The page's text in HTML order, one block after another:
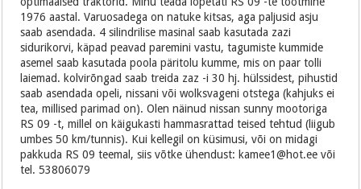
1976 aastal. Varuosadega on natuke kitsas, aga paljusid asju
saab asendada. 4 silindrilise masinal saab kasutada zazi
sidurikorvi, käpad peavad paremini vastu, tagumiste kummide
asemel saab kasutada poola päritolu kumme, mis on paar tolli
laiemad. kolvirõngad saab treida zaz -i 30 hj. hülssidest, pihustid
saab asendada opeli, nissani või wolksvageni otstega (kahjuks ei
tea, millised parimad on). Olen näinud nissan sunny mootoriga
RS 09 -t, millel on käigukasti hammasrattad teised tehtud (liigub
umbes 50 km/tunnis). Kui kellegil on küsimusi, või on midagi
pakkuda RS 09 teemal, siis võtke ühendust: kamee1@hot.ee või
tel. 53806079